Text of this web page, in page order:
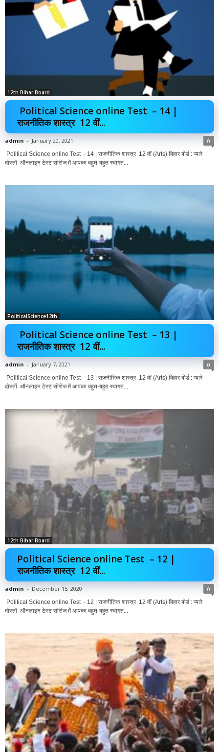
12th Bihar Board
Political Science online Test – 14 |
राजनीतिक शास्त्र 12 वीं...
admin - January 20, 2021 0
Political Science online Test - 14 | राजनीतिक शास्त्र 12 वीं (Arts) बिहार बोर्ड : प्यारे
दोस्तों ऑनलाइन टेस्ट सीरीज में आपका बहुत-बहुत स्वागत...
PoliticalScience12th
Political Science online Test – 13 |
राजनीतिक शास्त्र 12 वीं...
admin - January 7, 2021 0
Political Science online Test - 13 | राजनीतिक शास्त्र 12 वीं (Arts) बिहार बोर्ड : प्यारे
दोस्तों ऑनलाइन टेस्ट सीरीज में आपका बहुत-बहुत स्वागत...
12th Bihar Board
Political Science online Test – 12 |
राजनीतिक शास्त्र 12 वीं...
admin - December 15, 2020 0
Political Science online Test - 12 | राजनीतिक शास्त्र 12 वीं (Arts) बिहार बोर्ड : प्यारे
दोस्तों ऑनलाइन टेस्ट सीरीज में आपका बहुत-बहुत स्वागत...